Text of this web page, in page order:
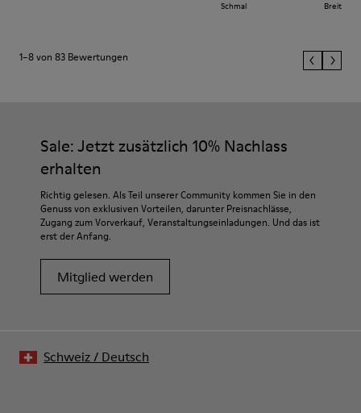
Schmal Breit
1–8 von 83 Bewertungen
Sale: Jetzt zusätzlich 10% Nachlass
erhalten
Richtig gelesen. Als Teil unserer Community kommen Sie in den
Genuss von exklusiven Vorteilen, darunter Preisnachlässe,
Zugang zum Vorverkauf, Veranstaltungseinladungen. Und das ist
erst der Anfang.
Mitglied werden
Schweiz/ Deutsch